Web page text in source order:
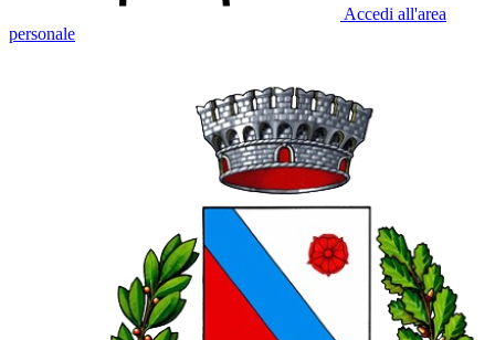
Accedi all'area
personale